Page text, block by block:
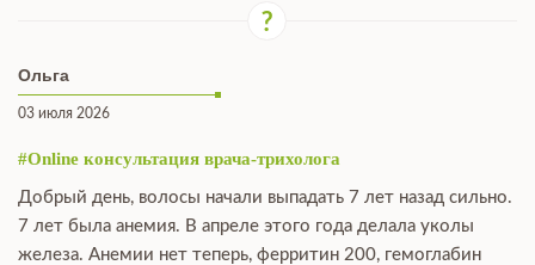
Ольга
03 июля 2026
#Online консультация врача-трихолога
Добрый день, волосы начали выпадать 7 лет назад сильно.
7 лет была анемия. В апреле этого года делала уколы
железа. Анемии нет теперь, ферритин 200, гемоглабин